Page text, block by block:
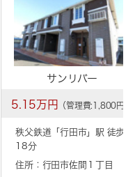
サンリバー
5.15万円 （管理費:1,800円）
秩父鉄道「 行田市」駅 徒歩
18分
住所：行田市佐間１丁目